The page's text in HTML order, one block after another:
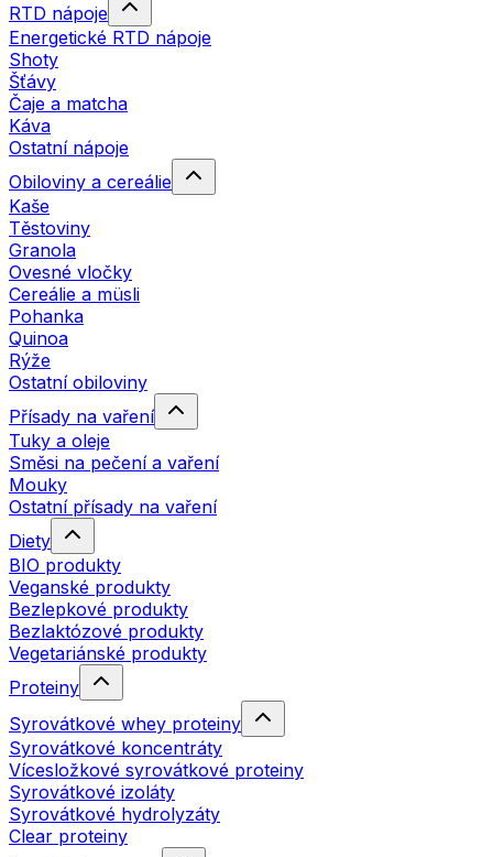
RTD nápoje
Energetické RTD nápoje
Shoty
Šťávy
Čaje a matcha
Káva
Ostatní nápoje
Obiloviny a cereálie
Kaše
Těstoviny
Granola
Ovesné vločky
Cereálie a müsli
Pohanka
Quinoa
Rýže
Ostatní obiloviny
Přísady na vaření
Tuky a oleje
Směsi na pečení a vaření
Mouky
Ostatní přísady na vaření
Diety
BIO produkty
Veganské produkty
Bezlepkové produkty
Bezlaktózové produkty
Vegetariánské produkty
Proteiny
Syrovátkové whey proteiny
Syrovátkové koncentráty
Vícesložkové syrovátkové proteiny
Syrovátkové izoláty
Syrovátkové hydrolyzáty
Clear proteiny